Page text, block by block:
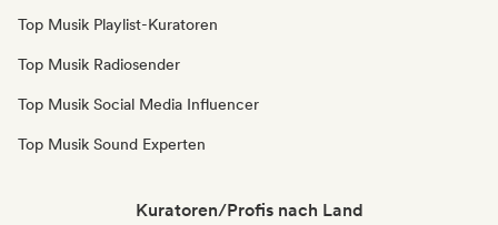
Top Musik Playlist-Kuratoren
Top Musik Radiosender
Top Musik Social Media Influencer
Top Musik Sound Experten
Kuratoren/Profis nach Land